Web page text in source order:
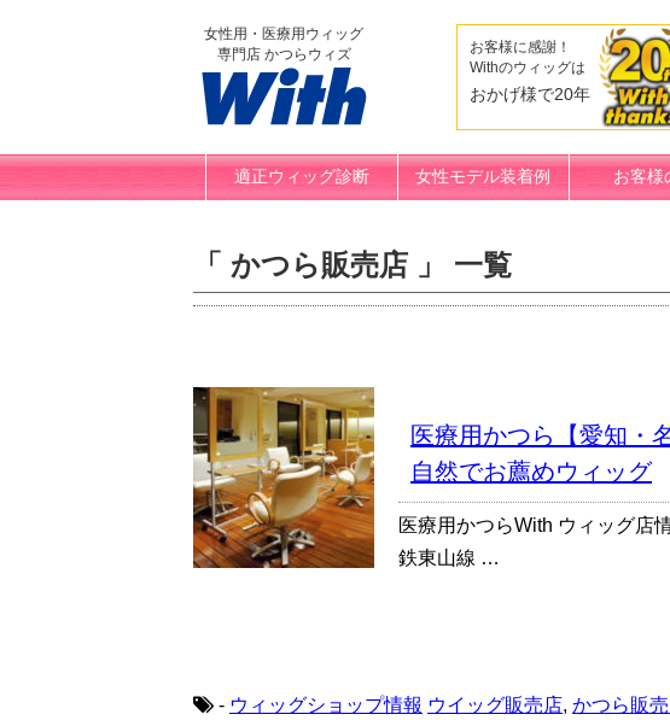
女性用・医療用ウィッグ
専門店 かつらウィズ
お客様に感謝！
Withのウィッグは
おかげ様で20年
適正ウィッグ診断 女性モデル装着例 お客様
「 かつら販売店 」 一覧
医療用かつら【愛知・
自然でお薦めウィッグ
医療用かつらWith ウィッグ店
鉄東山線 …
- ウィッグショップ情報 ウイッグ販売店, かつら販